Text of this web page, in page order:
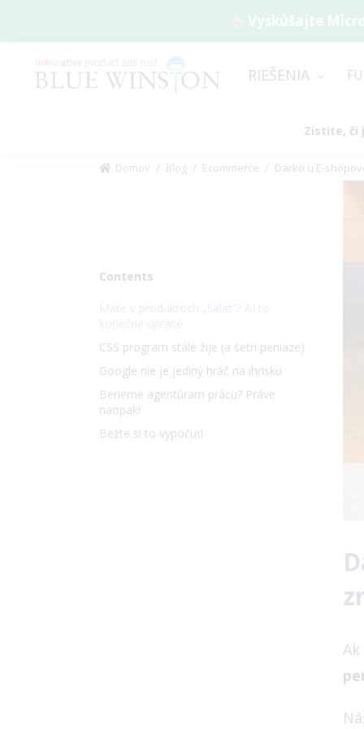
Vyskúšajte
RIEŠENIA
Zistite, či
Domov / Blog / Ecommerce / Darko u E-
Contents
Máte v produktoch „šalát“? AI to
konečne uprace
CSS program stále žije (a šetrí peniaze)
Google nie je jediný hráč na ihrisku
Berieme agentúram prácu? Práve
naopak!
Bežte si to vypočuť!